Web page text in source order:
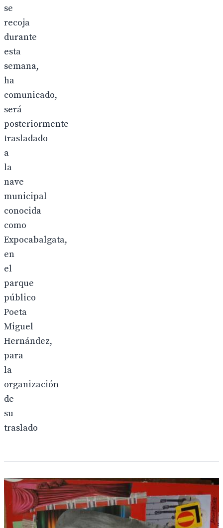
se
recoja
durante
esta
semana,
ha
comunicado,
será
posteriormente
trasladado
a
la
nave
municipal
conocida
como
Expocabalgata,
en
el
parque
público
Poeta
Miguel
Hernández,
para
la
organización
de
su
traslado